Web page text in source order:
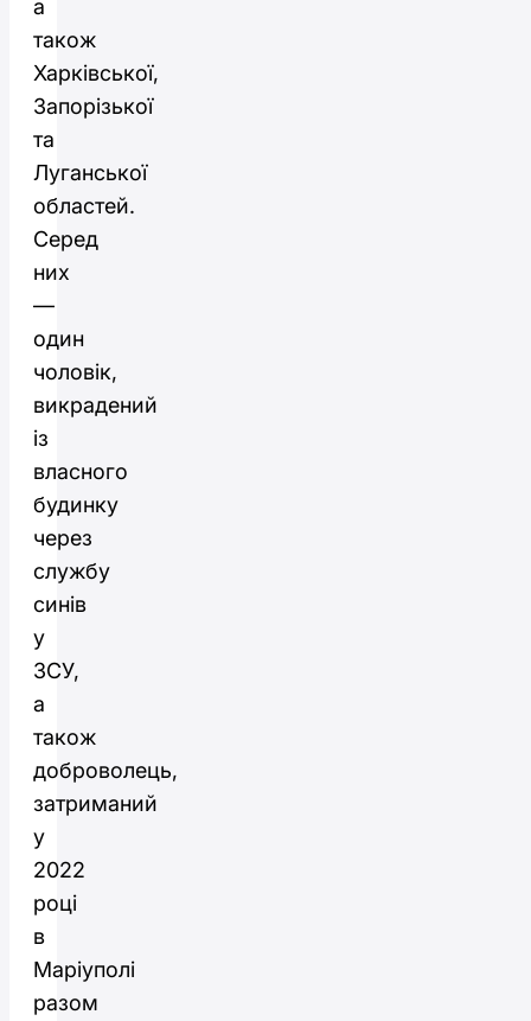
а
також
Харківської,
Запорізької
та
Луганської
областей.
Серед
них
—
один
чоловік,
викрадений
із
власного
будинку
через
службу
синів
у
ЗСУ,
а
також
доброволець,
затриманий
у
2022
році
в
Маріуполі
разом